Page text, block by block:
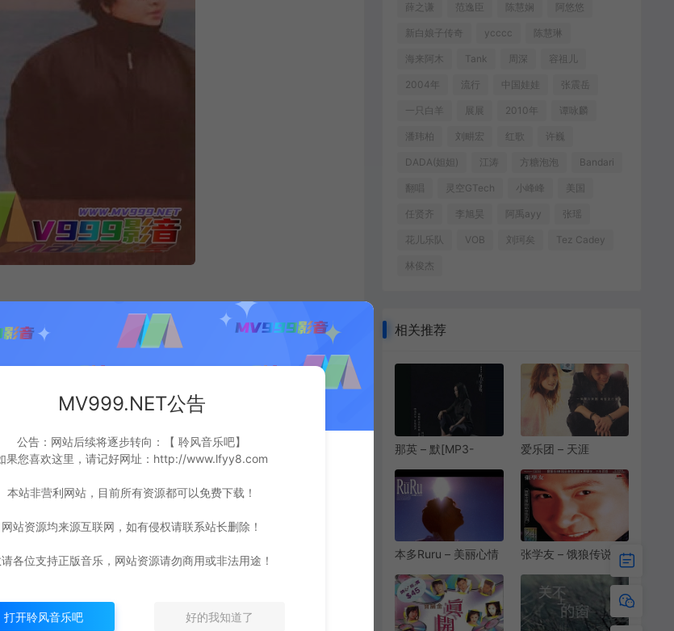
薛之谦 范逸臣 陈慧娴 阿悠悠
新白娘子传奇 ycccc 陈慧琳
海来阿木 Tank 周深 容祖儿
2004年 流行 中国娃娃 张震岳
一只白羊 2010年 谭咏麟
潘玮柏 刘畊宏 红歌 许巍
DADA(妲妲) 江涛 方糖泡泡 Bandari
翻唱 灵空GTech 小峰峰 美国
任贤齐 李旭昊 阿禹ayy 张瑶
花儿乐队 VOB 刘珂矣 Tez Cadey
林俊杰
相关推荐
那英 – 默[MP3-
[12.5M/30.7M]
爱乐团 – 天涯
[10.1M/30.2M]
本多Ruru – 美丽心情
[10.6M/28.8M]
张学友 – 饿狼传说
[10.6M/32.0M]
MV999.NET公告
公告：网站后续将逐步转向：【 聆风音乐吧】
果您喜欢这里，请记好网址：http://www.lfyy8.com
本站非营利网站，目前所有资源都可以免费下载！
网站资源均来源互联网，如有侵权请联系站长删除！
各位支持正版音乐，网站资源请勿商用或非法用途！
打开聆风音乐吧 好的我知道了